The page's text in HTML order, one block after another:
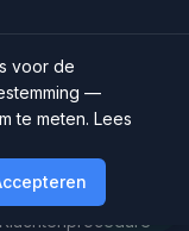
Klachtenprocedure
voor de
—
te meten. Lees